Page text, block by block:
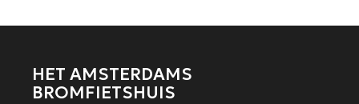
HET AMSTERDAMS
BROMFIETSHUIS